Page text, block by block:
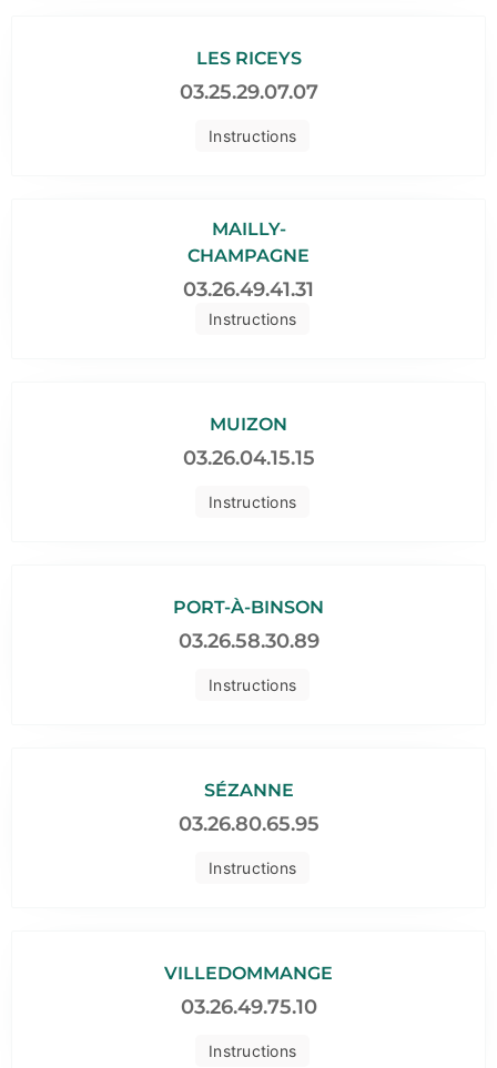
Instructions
LES RICEYS
03.25.29.07.07
Instructions
MAILLY-
CHAMPAGNE
03.26.49.41.31
Instructions
MUIZON
03.26.04.15.15
Instructions
PORT-À-BINSON
03.26.58.30.89
Instructions
SÉZANNE
03.26.80.65.95
Instructions
VILLEDOMMANGE
03.26.49.75.10